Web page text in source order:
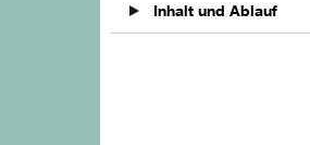
Inhalt und Ablauf